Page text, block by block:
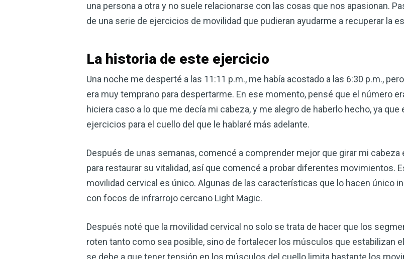
una persona a otra y no suele relacionarse con las cosas que nos apasionan.
de una serie de ejercicios de movilidad que pudieran ayudarme a recuperar la
La historia de este ejercicio
Una noche me desperté a las 11:11 p.m., me había acostado a las 6:30 p.m.,
era muy temprano para despertarme. En ese momento, pensé que el número
hiciera caso a lo que me decía mi cabeza, y me alegro de haberlo hecho, ya
ejercicios para el cuello del que le hablaré más adelante.
Después de unas semanas, comencé a comprender mejor que girar mi
para restaurar su vitalidad, así que comencé a probar diferentes movimientos.
movilidad cervical es único. Algunas de las características que lo hacen único
con focos de infrarrojo cercano Light Magic.
Después noté que la movilidad cervical no solo se trata de hacer que los
roten tanto como sea posible, sino de fortalecer los músculos que estabilizan
se debe a que tener tensión en los músculos del cuello limita bastante los